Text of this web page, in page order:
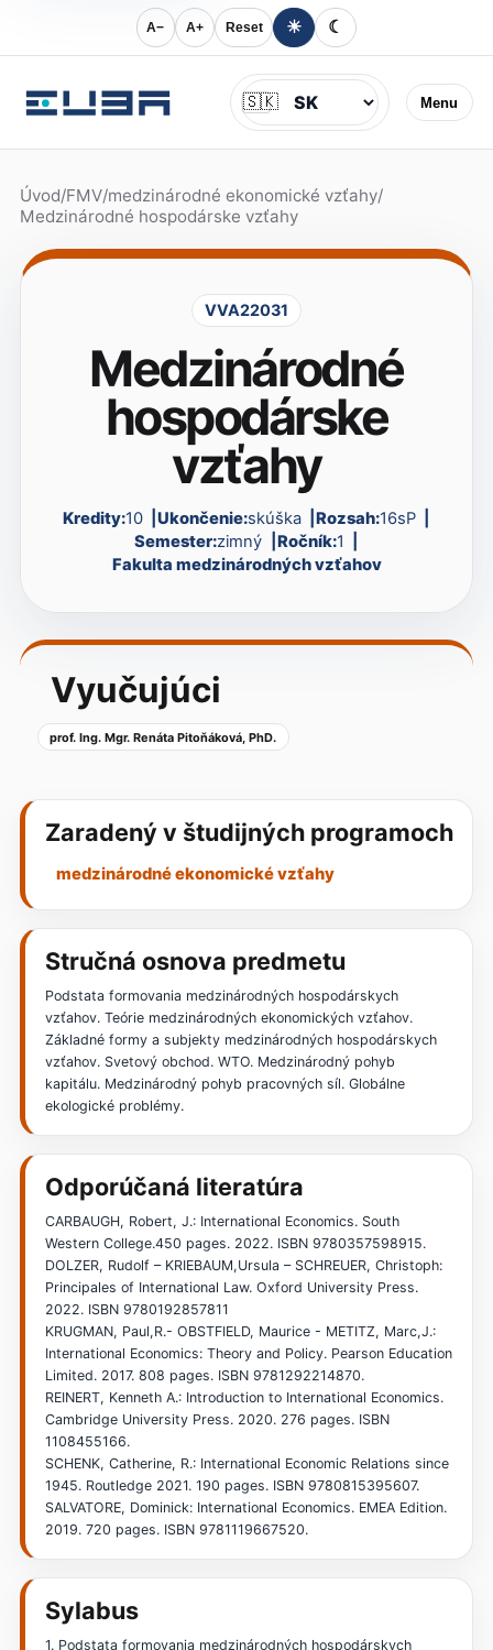
A− A+ Reset ☀ ☾
Menu
Jazyk
🇸🇰
Úvod/FMV/medzinárodné ekonomické vzťahy/
Medzinárodné hospodárske vzťahy
VVA22031
Medzinárodné
hospodárske
vzťahy
Kredity:10 Ukončenie:skúška Rozsah:16sP
Semester:zimný Ročník:1
Fakulta medzinárodných vzťahov
Vyučujúci
prof. Ing. Mgr. Renáta Pitoňáková, PhD.
Zaradený v študijných programoch
medzinárodné ekonomické vzťahy
Stručná osnova predmetu
Podstata formovania medzinárodných hospodárskych
vzťahov. Teórie medzinárodných ekonomických vzťahov.
Základné formy a subjekty medzinárodných hospodárskych
vzťahov. Svetový obchod. WTO. Medzinárodný pohyb
kapitálu. Medzinárodný pohyb pracovných síl. Globálne
ekologické problémy.
Odporúčaná literatúra
CARBAUGH, Robert, J.: International Economics. South
Western College.450 pages. 2022. ISBN 9780357598915.
DOLZER, Rudolf – KRIEBAUM,Ursula – SCHREUER, Christoph:
Principales of International Law. Oxford University Press.
2022. ISBN 9780192857811
KRUGMAN, Paul,R.- OBSTFIELD, Maurice - METITZ, Marc,J.:
International Economics: Theory and Policy. Pearson Education
Limited. 2017. 808 pages. ISBN 9781292214870.
REINERT, Kenneth A.: Introduction to International Economics.
Cambridge University Press. 2020. 276 pages. ISBN
1108455166.
SCHENK, Catherine, R.: International Economic Relations since
1945. Routledge 2021. 190 pages. ISBN 9780815395607.
SALVATORE, Dominick: International Economics. EMEA Edition.
2019. 720 pages. ISBN 9781119667520.
Sylabus
1. Podstata formovania medzinárodných hospodárskych